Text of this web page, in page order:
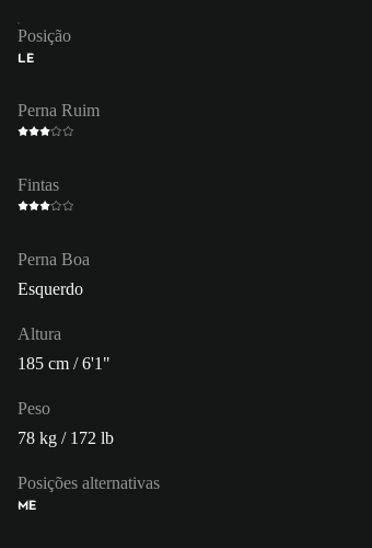
Posição
LE
Perna Ruim
Fintas
Perna Boa
Esquerdo
Altura
185 cm / 6'1"
Peso
78 kg / 172 lb
Posições alternativas
ME